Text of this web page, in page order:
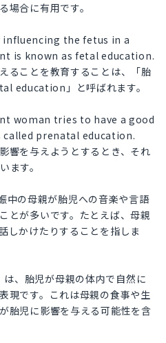
場合に有用です。
the fetus in a
is known as fetal education.
ることを教育することは、「胎
education」と呼ばれます。
woman tries to have a good
prenatal education.
響を与えようとするとき、それ
す。
中の母親が胎児への音楽や言語
とが多いです。たとえば、母親
しかけたりすることを指しま
、胎児が母親の体内で自然に
現です。これは母親の食事や生
胎児に影響を与える可能性を含